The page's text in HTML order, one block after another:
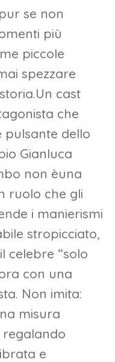
se non
più
piccole
spezzare
cast
che
pulsante dello
Gianluca
non èuna
ruolo che gli
i manierismi
stropicciato,
celebre “solo
con una
Non imita:
misura
e